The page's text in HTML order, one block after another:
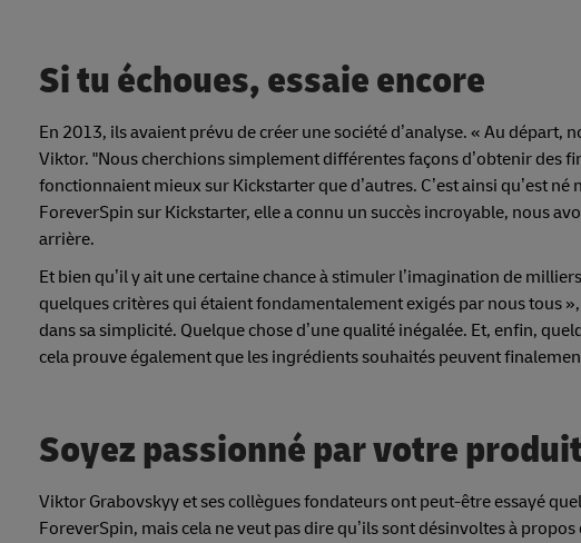
Si tu échoues, essaie encore
En 2013, ils avaient prévu de créer une société d’analyse. « Au
Viktor. "Nous cherchions simplement différentes façons d’obtenir des
fonctionnaient mieux sur Kickstarter que d’autres. C’est ainsi qu’est
ForeverSpin sur Kickstarter, elle a connu un succès incroyable, nous
arrière.
Et bien qu’il y ait une certaine chance à stimuler l’imagination de
quelques critères qui étaient fondamentalement exigés par nous tous
dans sa simplicité. Quelque chose d’une qualité inégalée. Et, enfin,
cela prouve également que les ingrédients souhaités peuvent
Soyez passionné par votre produit
Viktor Grabovskyy et ses collègues fondateurs ont peut-être essayé
ForeverSpin, mais cela ne veut pas dire qu’ils sont désinvoltes à